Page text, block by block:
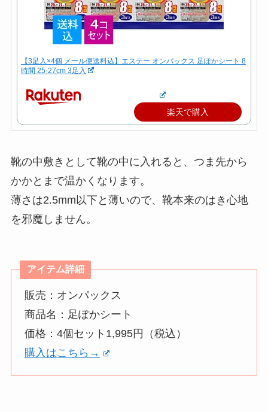
【3足入×4個 メール便送料込】エステー オンパックス 足ぽかシート 8
時間 25-27cm 3足入
楽天で購入
靴の中敷きとして靴の中に入れると、つま先から
かかとまで温かくなります。
薄さは2.5mm以下と薄いので、靴本来のはき心地
を邪魔しません。
アイテム詳細
販売：オンパックス
商品名：足ぽかシート
価格：4個セット1,995円（税込）
購入はこちら→